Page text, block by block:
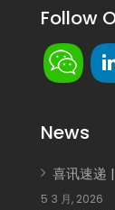
Follow
News
喜讯速递
5 3 月, 2026